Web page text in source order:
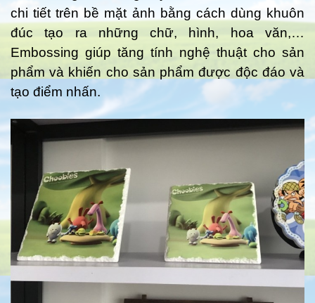
chi tiết trên bề mặt ảnh bằng cách dùng khuôn
đúc tạo ra những chữ, hình, hoa văn,…
Embossing giúp tăng tính nghệ thuật cho sản
phẩm và khiến cho sản phẩm được độc đáo và
tạo điểm nhấn.